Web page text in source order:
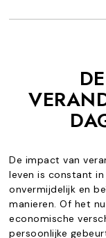
De impact van
leven is constant in
onvermijdelijk en
manieren. Of het
economische
persoonlijke